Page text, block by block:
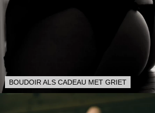
BOUDOIR ALS CADEAU MET GRIET